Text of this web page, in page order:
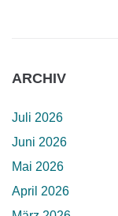
ARCHIV
Juli 2026
Juni 2026
Mai 2026
April 2026